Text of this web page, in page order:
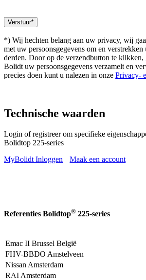
*) Wij hechten belang aan uw privacy, wij
met uw persoonsgegevens om en verstrekken
derden. Door op de verzendbutton te klikken,
Bolidt uw persoonsgegevens verzamelt en
precies doen kunt u nalezen in onze Privacy-
Technische waarden
Login of registreer om specifieke
Bolidtop 225-series
MyBolidt Inloggen
Maak een account
Referenties Bolidtop® 225-series
Emac II Brussel België
FHV-BBDO Amstelveen
Nissan Amsterdam
RAI Amsterdam